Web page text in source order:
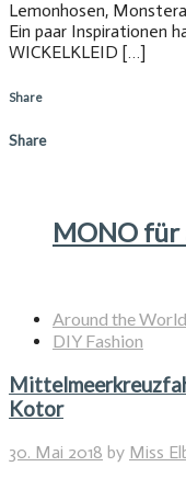
Lemonhosen,
Ein paar Inspirationen
WICKELKLEID […]
Share
Share
MONO für
Around the World
DIY Fashion
Kotor
30. Mai 2018 by Miss